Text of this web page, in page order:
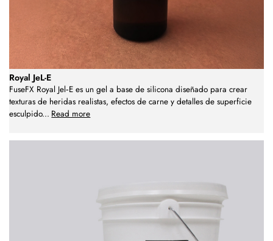
Royal JeL-E
FuseFX Royal Jel‑E es un gel a base de silicona diseñado para crear
texturas de heridas realistas, efectos de carne y detalles de superficie
esculpido... Read more